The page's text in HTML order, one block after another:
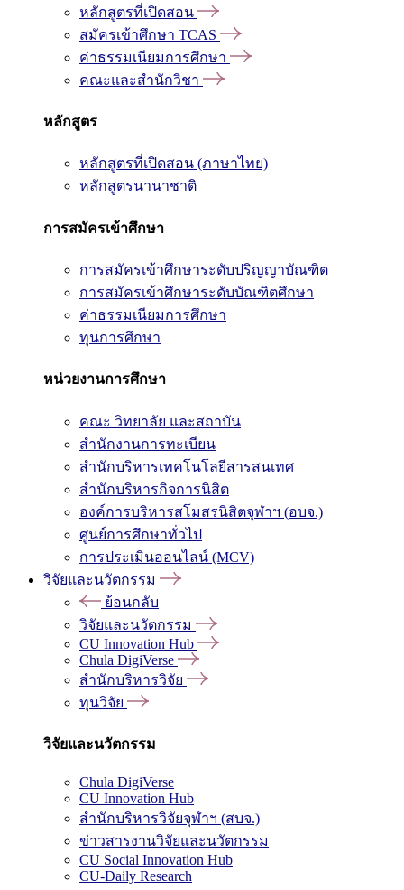
หลักสูตรที่เปิดสอน
สมัครเข้าศึกษา TCAS
ค่าธรรมเนียมการศึกษา
คณะและสำนักวิชา
หลักสูตร
หลักสูตรที่เปิดสอน (ภาษาไทย)
หลักสูตรนานาชาติ
การสมัครเข้าศึกษา
การสมัครเข้าศึกษาระดับปริญญาบัณฑิต
การสมัครเข้าศึกษาระดับบัณฑิตศึกษา
ค่าธรรมเนียมการศึกษา
ทุนการศึกษา
หน่วยงานการศึกษา
คณะ วิทยาลัย และสถาบัน
สำนักงานการทะเบียน
สำนักบริหารเทคโนโลยีสารสนเทศ
สำนักบริหารกิจการนิสิต
องค์การบริหารสโมสรนิสิตจุฬาฯ (อบจ.)
ศูนย์การศึกษาทั่วไป
การประเมินออนไลน์ (MCV)
วิจัยและนวัตกรรม
ย้อนกลับ
วิจัยและนวัตกรรม
CU Innovation Hub
Chula DigiVerse
สำนักบริหารวิจัย
ทุนวิจัย
วิจัยและนวัตกรรม
Chula DigiVerse
CU Innovation Hub
สำนักบริหารวิจัยจุฬาฯ (สบจ.)
ข่าวสารงานวิจัยและนวัตกรรม
CU Social Innovation Hub
CU-Daily Research